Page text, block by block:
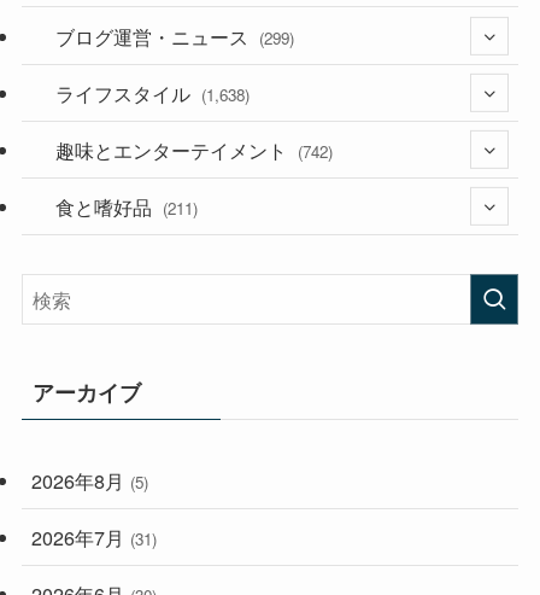
(36)
(187)
ブログ運営・ニュース (299)
(118)
(181)
ライフスタイル (1,638)
(394)
(282)
(33)
(248)
趣味とエンターテイメント (742)
(56)
食と嗜好品 (211)
アーカイブ
2026年8月 (5)
2026年7月 (31)